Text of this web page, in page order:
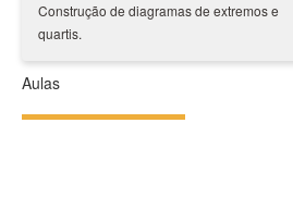
Construção de diagramas de extremos e
quartis.
Aulas